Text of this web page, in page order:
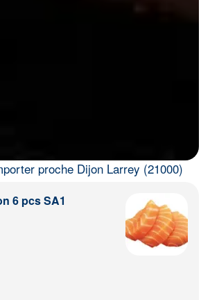
proche Dijon Larrey (21000)
6 pcs SA1